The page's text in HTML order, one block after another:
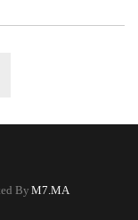
ByM7.MA